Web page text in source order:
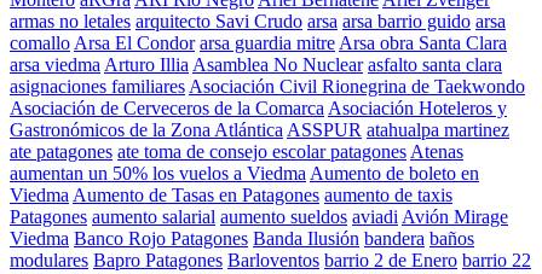
armas no letales arquitecto Savi Crudo arsa arsa barrio guido arsa
comallo Arsa El Condor arsa guardia mitre Arsa obra Santa Clara
arsa viedma Arturo Illia Asamblea No Nuclear asfalto santa clara
asignaciones familiares Asociación Civil Rionegrina de Taekwondo
Asociación de Cerveceros de la Comarca Asociación Hoteleros y
Gastronómicos de la Zona Atlántica ASSPUR atahualpa martinez
ate patagones ate toma de consejo escolar patagones Atenas
aumentan un 50% los vuelos a Viedma Aumento de boleto en
Viedma Aumento de Tasas en Patagones aumento de taxis
Patagones aumento salarial aumento sueldos aviadi Avión Mirage
Viedma Banco Rojo Patagones Banda Ilusión bandera baños
modulares Bapro Patagones Barloventos barrio 2 de Enero barrio 22